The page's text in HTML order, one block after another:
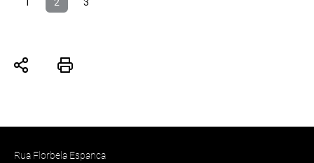
Rua Florbela Espanca